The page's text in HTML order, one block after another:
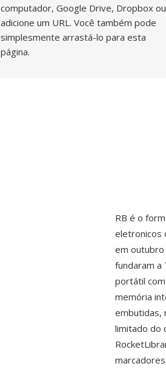
computador, Google Drive, Dropbox ou
adicione um URL. Você também pode
simplesmente arrastá-lo para esta
página.
RB é o
eletronicos
em
fundaram
portátil
memória
embutidas,
limitado do